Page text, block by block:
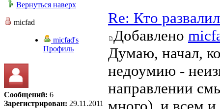
Вернуться наверх
micfad
micfad's
Профиль
Сообщений: 6
Зарегистрирован: 29.11.2011
Re: Кто
Добавлено
Думаю, начал,
недоумию -
направлении